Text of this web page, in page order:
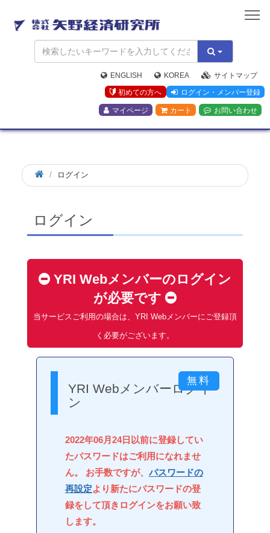
矢
野
経
済
研
究
所
ENGLISH KOREA
サイトマップ
初めての方へ
ログイン・メンバー登録
マイページ カート お問い合わせ
ログイン
ログイン
YRI Webメンバーのログイン
が必要です
当サービスご利用の場合は、YRI Webメンバーにご登録頂
く必要がございます。
YRI Webメンバーログイ
ン
2022年06月24日以前に登録してい
たパスワードはご利用になれませ
ん。 お手数ですが、 パスワードの
再設定より新たにパスワードの登
録をして頂きログインをお願い致
します。